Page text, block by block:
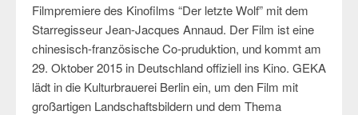
Filmpremiere des Kinofilms “Der letzte Wolf” mit dem
Starregisseur Jean-Jacques Annaud. Der Film ist eine
chinesisch-französische Co-pruduktion, und kommt am
29. Oktober 2015 in Deutschland offiziell ins Kino. GEKA
lädt in die Kulturbrauerei Berlin ein, um den Film mit
großartigen Landschaftsbildern und dem Thema